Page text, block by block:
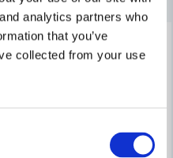
analytics partners who
that you’ve
collected from your use
-16%